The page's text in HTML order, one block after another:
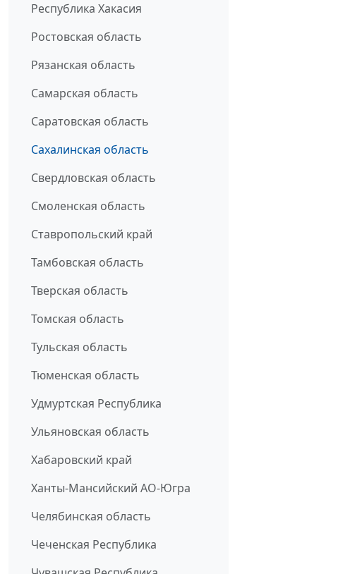
Республика Хакасия
Ростовская область
Рязанская область
Самарская область
Саратовская область
Сахалинская область
Свердловская область
Смоленская область
Ставропольский край
Тамбовская область
Тверская область
Томская область
Тульская область
Тюменская область
Удмуртская Республика
Ульяновская область
Хабаровский край
Ханты-Мансийский АО-Югра
Челябинская область
Чеченская Республика